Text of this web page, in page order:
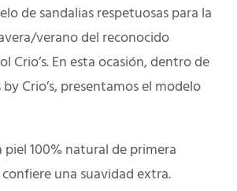
de sandalias respetuosas para la
verano del reconocido
Crio’s. En esta ocasión, dentro de
Crio’s, presentamos el modelo
piel 100% natural de primera
una suavidad extra.